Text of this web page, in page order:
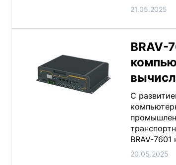
21.05.2025
BRAV-
С
BRAV-
20.05.2025